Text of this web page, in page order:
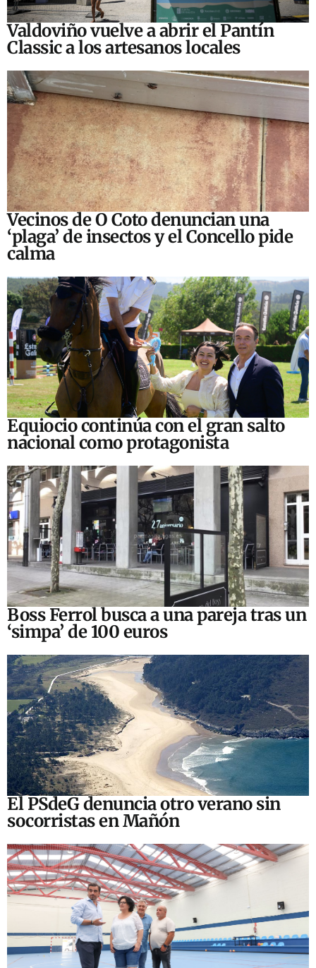
Valdoviño vuelve a abrir el Pantín
Classic a los artesanos locales
Vecinos de O Coto denuncian una
‘plaga’ de insectos y el Concello pide
calma
Equiocio continúa con el gran salto
nacional como protagonista
Boss Ferrol busca a una pareja tras un
‘simpa’ de 100 euros
El PSdeG denuncia otro verano sin
socorristas en Mañón